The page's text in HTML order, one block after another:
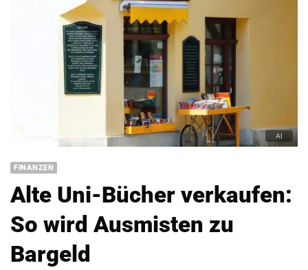
FINANZEN
Alte Uni-Bücher verkaufen:
So wird Ausmisten zu
Bargeld